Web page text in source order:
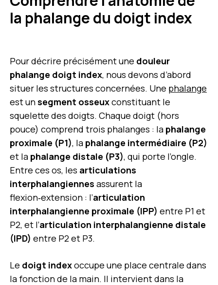
la phalange du doigt index
Pour décrire précisément une douleur
phalange doigt index, nous devons d’abord
situer les structures concernées. Une phalange
est unsegment osseuxconstituant le
squelette des doigts. Chaque doigt (hors
pouce) comprend trois phalanges : la phalange
proximale (P1), la phalange intermédiaire (P2)
et la phalange distale (P3), qui porte l’ongle.
Entre ces os, les articulations
interphalangiennes assurent la
flexion‑extension : l’articulation
interphalangienne proximale (IPP) entre P1 et
P2, et l’articulation interphalangienne distale
(IPD) entre P2 et P3.
Le doigt indexoccupe une place centrale dans
la fonction de la main. Il intervient dans la